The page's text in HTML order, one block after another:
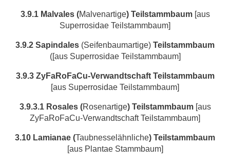
3.9.1 Malvales (Malvenartige) Teilstammbaum[aus
Superrosidae Teilstammbaum]
3.9.2 Sapindales (Seifenbaumartige) Teilstammbaum
([aus Superrosidae Teilstammbaum]
3.9.3 ZyFaRoFaCu-Verwandtschaft Teilstammbaum
[aus Superrosidae Teilstammbaum]
3.9.3.1 Rosales (Rosenartige) Teilstammbaum[aus
ZyFaRoFaCu-Verwandtschaft Teilstammbaum]
3.10 Lamianae (Taubnesselähnliche) Teilstammbaum
[aus Plantae Stammbaum]